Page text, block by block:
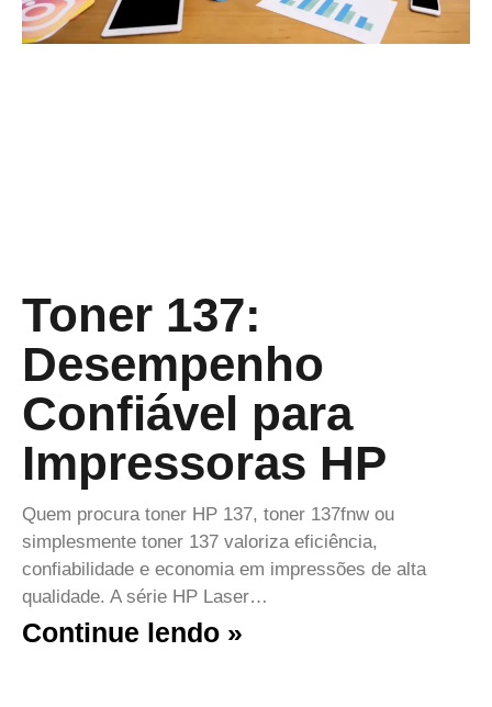
Toner 137:
Desempenho
Confiável para
Impressoras HP
Quem procura toner HP 137, toner 137fnw ou
simplesmente toner 137 valoriza eficiência,
confiabilidade e economia em impressões de alta
qualidade. A série HP Laser…
Continue lendo »